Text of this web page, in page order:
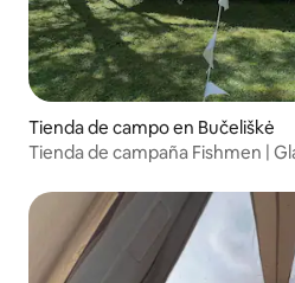
Tienda de campo en Bučeliškė
Tienda de campaña Fishmen |